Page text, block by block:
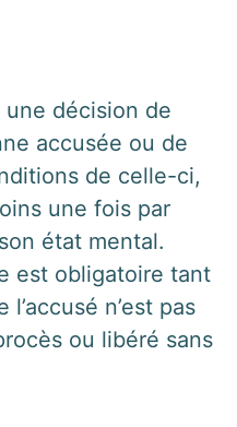
une décision de
accusée ou de
de celle-ci,
une fois par
état mental.
est obligatoire tant
n’est pas
ou libéré sans